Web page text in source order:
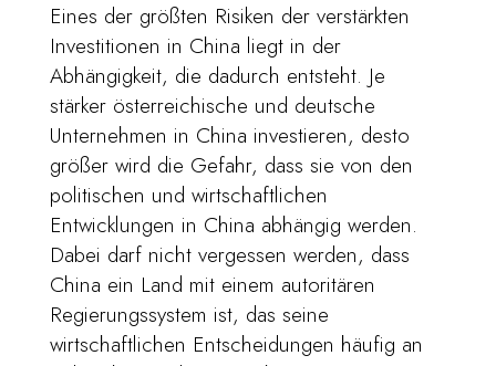
Eines der größten Risiken der verstärkten
Investitionen in China liegt in der
Abhängigkeit, die dadurch entsteht. Je
stärker österreichische und deutsche
Unternehmen in China investieren, desto
größer wird die Gefahr, dass sie von den
politischen und wirtschaftlichen
Entwicklungen in China abhängig werden.
Dabei darf nicht vergessen werden, dass
China ein Land mit einem autoritären
Regierungssystem ist, das seine
wirtschaftlichen Entscheidungen häufig an